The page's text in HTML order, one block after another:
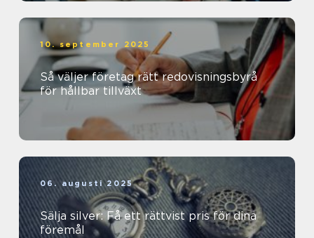
10. september 2025
Så väljer företag rätt redovisningsbyrå
för hållbar tillväxt
06. augusti 2025
Sälja silver: Få ett rättvist pris för dina
föremål